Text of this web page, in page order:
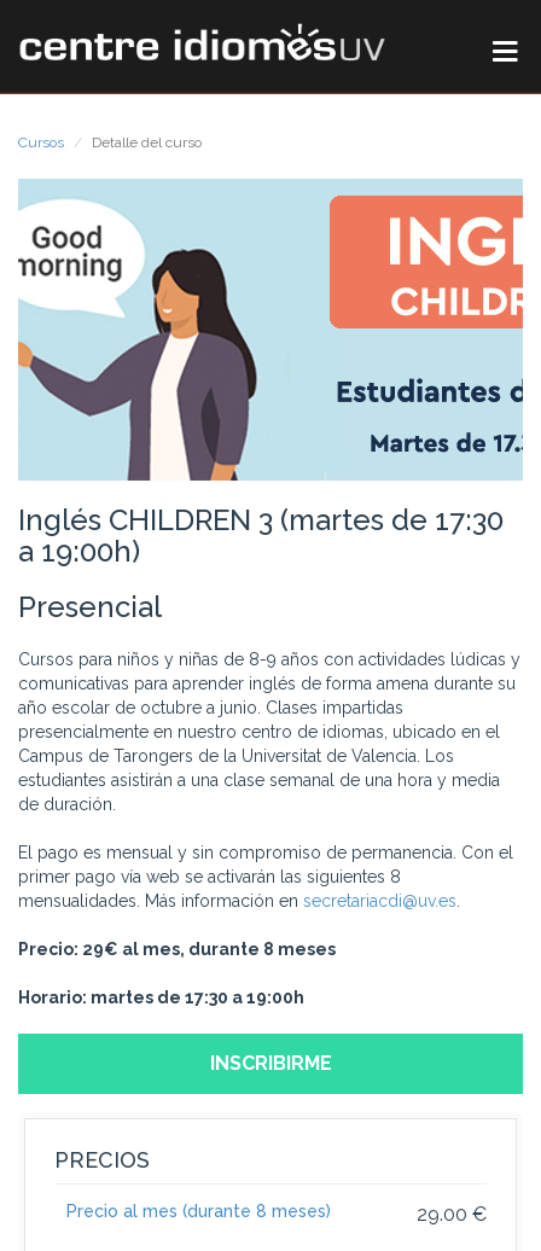
Cursos Detalle del curso
Inglés CHILDREN 3 (martes de 17:30
a 19:00h)
Presencial
Cursos para niños y niñas de 8-9 años con actividades lúdicas y
comunicativas para aprender inglés de forma amena durante su
año escolar de octubre a junio. Clases impartidas
presencialmente en nuestro centro de idiomas, ubicado en el
Campus de Tarongers de la Universitat de Valencia. Los
estudiantes asistirán a una clase semanal de una hora y media
de duración.
El pago es mensual y sin compromiso de permanencia. Con el
primer pago vía web se activarán las siguientes 8
mensualidades. Más información en secretariacdi@uv.es
Precio: 29€ al mes, durante 8 meses
Horario: martes de 17:30 a 19:00h
INSCRIBIRME
PRECIOS
29.00 €
Precio al mes (durante 8 meses)